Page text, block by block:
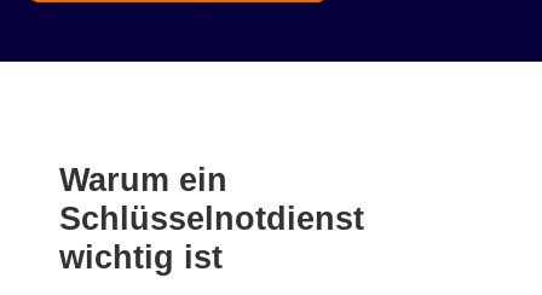
Warum ein
Schlüsselnotdienst
wichtig ist